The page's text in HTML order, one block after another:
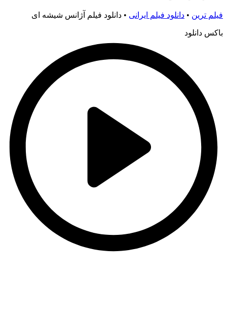
فیلم ترین • دانلود فیلم ایرانی • دانلود فیلم آژانس شیشه ای
باکس دانلود